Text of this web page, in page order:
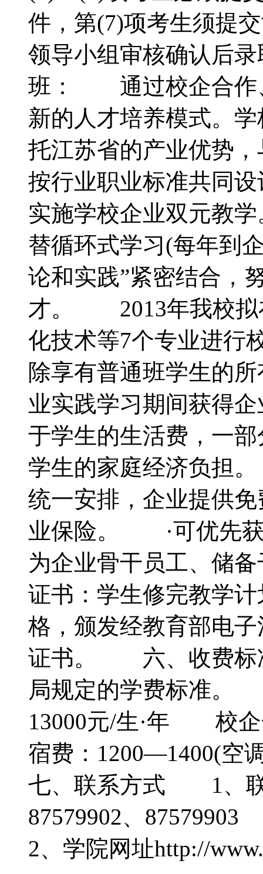
件，第(7)项考生须提
领导小组审核确认
班： 通过校企合作
新的人才培养模式。
托江苏省的产业优势
按行业职业标准共同
实施学校企业双元教
替循环式学习(每年到
论和实践”紧密结合，
才。 2013年我校拟
化技术等7个专业进行
除享有普通班学生的
业实践学习期间获得
于学生的生活费，一
学生的家庭经济负担
统一安排，企业提供
业保险。 ·可优先获
为企业骨干员工、储
证书：学生修完教学
格，颁发经教育部电
证书。 六、收费标
局规定的学费标准
13000元/生·年 校
宿费：1200—1400(
七、联系方式 1、联
87579902、
2、学院网址http://